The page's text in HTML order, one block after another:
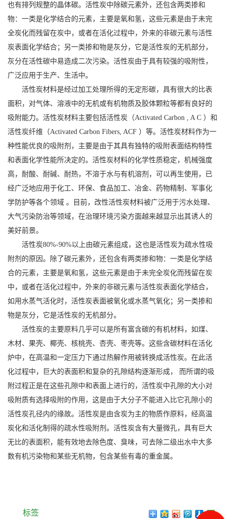
也有排列规整的晶体碳。活性炭中除碳元素外，还包含两类掺和
物：一类是化学结合的元素，主要是氧和氢，这些元素是由于未完
全炭化而残留在炭中，或者在活化过程中，外来的非碳元素与活性
炭表面化学结合；另一类掺和物是灰分，它是活性炭的无机部分，
灰分在活性碳中易造成二次污染。活性炭由于具有较强的吸附性，
广泛应用于生产、生活中。
活性炭材料是经过加工处理所得的无定形碳，具有很大的比表
面积，对气体、溶液中的无机或有机物质及胶体颗粒等都有良好的
吸附能力。活性炭材料主要包括活性炭（Activated Carbon , A C ）和
活性炭纤维（Activated Carbon Fibers, ACF ）等。活性炭材料作为一
种性能优良的吸附剂，主要是由于其具有独特的吸附表面结构特性
和表面化学性能所决定的。活性炭材料的化学性质稳定，机械强度
高，耐酸、耐碱、耐热，不溶于水与有机溶剂，可以再生使用，已
经广泛地应用于化工、环保、食品加工、冶金、药物精制、军事化
学防护等各个领域 。目前，改性活性炭材料被广泛用于污水处理、
大气污染防治等领域，在治理环境污染方面越来越显示出其诱人的
美好前景。
活性炭80%-90%以上由碳元素组成，这也是活性炭为疏水性吸
附剂的原因。除了碳元素外，还包含有两类掺和物：一类是化学结
合的元素，主要是氧和氢，这些元素是由于未完全炭化而残留在炭
中，或者在活化过程中，外来的非碳元素与活性炭表面化学结合，
如用水蒸气活化时，活性炭表面被氧化或水蒸气氧化；另一类掺和
物是灰分，它是活性炭的无机部分。
活性炭的主要原料几乎可以是所有富含碳的有机材料，如煤、
木材、果壳、椰壳、核桃壳、杏壳、枣壳等。这些含碳材料在活化
炉中，在高温和一定压力下通过热解作用被转换成活性炭。在此活
化过程中，巨大的表面积和复杂的孔隙结构逐渐形成， 而所谓的吸
附过程正是在这些孔隙中和表面上进行的，活性炭中孔隙的大小对
吸附质有选择吸附的作用，这是由于大分子不能进入比它孔隙小的
活性炭孔径内的缘故。活性炭是由含炭为主的物质作原料，经高温
炭化和活化制得的疏水性吸附剂。活性炭含有大量微孔，具有巨大
无比的表面积，能有效地去除色度、臭味，可去除二级出水中大多
数有机污染物和某些无机物，包含某些有毒的重金属。
标签